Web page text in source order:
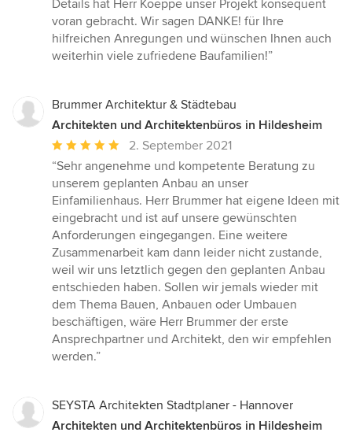
Details hat Herr Koeppe unser Projekt konsequent
voran gebracht. Wir sagen DANKE! für Ihre
hilfreichen Anregungen und wünschen Ihnen auch
weiterhin viele zufriedene Baufamilien!”
Brummer Architektur & Städtebau
Architekten und Architektenbüros in Hildesheim
Durchschnittliche
Bewertung:
5
von
5
Sternen
2. September 2021
“Sehr angenehme und kompetente Beratung zu
unserem geplanten Anbau an unser
Einfamilienhaus. Herr Brummer hat eigene Ideen mit
eingebracht und ist auf unsere gewünschten
Anforderungen eingegangen. Eine weitere
Zusammenarbeit kam dann leider nicht zustande,
weil wir uns letztlich gegen den geplanten Anbau
entschieden haben. Sollen wir jemals wieder mit
dem Thema Bauen, Anbauen oder Umbauen
beschäftigen, wäre Herr Brummer der erste
Ansprechpartner und Architekt, den wir empfehlen
werden.”
SEYSTA Architekten Stadtplaner - Hannover
Architekten und Architektenbüros in Hildesheim